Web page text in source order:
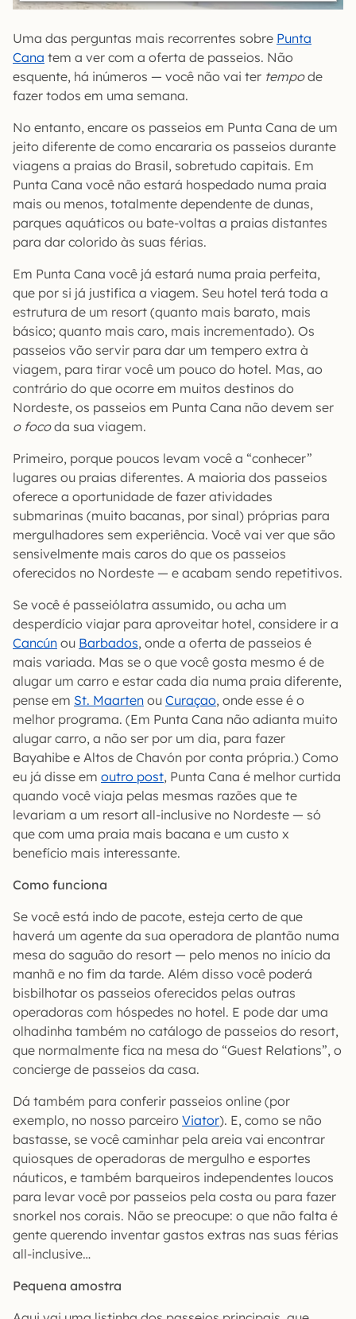
Uma das perguntas mais recorrentes sobre Punta
Cana tem a ver com a oferta de passeios. Não
esquente, há inúmeros — você não vai ter tempode
fazer todos em uma semana.
No entanto, encare os passeios em Punta Cana de um
jeito diferente de como encararia os passeios durante
viagens a praias do Brasil, sobretudo capitais. Em
Punta Cana você não estará hospedado numa praia
mais ou menos, totalmente dependente de dunas,
parques aquáticos ou bate-voltas a praias distantes
para dar colorido às suas férias.
Em Punta Cana você já estará numa praia perfeita,
que por si já justifica a viagem. Seu hotel terá toda a
estrutura de um resort (quanto mais barato, mais
básico; quanto mais caro, mais incrementado). Os
passeios vão servir para dar um tempero extra à
viagem, para tirar você um pouco do hotel. Mas, ao
contrário do que ocorre em muitos destinos do
Nordeste, os passeios em Punta Cana não devem ser
o focoda sua viagem.
Primeiro, porque poucos levam você a “conhecer”
lugares ou praias diferentes. A maioria dos passeios
oferece a oportunidade de fazer atividades
submarinas (muito bacanas, por sinal) próprias para
mergulhadores sem experiência. Você vai ver que são
sensivelmente mais caros do que os passeios
oferecidos no Nordeste — e acabam sendo repetitivos.
Se você é passeiólatra assumido, ou acha um
desperdício viajar para aproveitar hotel, considere ir a
Cancún ou Barbados, onde a oferta de passeios é
mais variada. Mas se o que você gosta mesmo é de
alugar um carro e estar cada dia numa praia diferente,
pense em St. Maarten ou Curaçao, onde esse é o
melhor programa. (Em Punta Cana não adianta muito
alugar carro, a não ser por um dia, para fazer
Bayahibe e Altos de Chavón por conta própria.) Como
eu já disse em outro post, Punta Cana é melhor curtida
quando você viaja pelas mesmas razões que te
levariam a um resort all-inclusive no Nordeste — só
que com uma praia mais bacana e um custo x
benefício mais interessante.
Como funciona
Se você está indo de pacote, esteja certo de que
haverá um agente da sua operadora de plantão numa
mesa do saguão do resort — pelo menos no início da
manhã e no fim da tarde. Além disso você poderá
bisbilhotar os passeios oferecidos pelas outras
operadoras com hóspedes no hotel. E pode dar uma
olhadinha também no catálogo de passeios do resort,
que normalmente fica na mesa do “Guest Relations”, o
concierge de passeios da casa.
Dá também para conferir passeios online (por
exemplo, no nosso parceiro Viator). E, como se não
bastasse, se você caminhar pela areia vai encontrar
quiosques de operadoras de mergulho e esportes
náuticos, e também barqueiros independentes loucos
para levar você por passeios pela costa ou para fazer
snorkel nos corais. Não se preocupe: o que não falta é
gente querendo inventar gastos extras nas suas férias
all-inclusive…
Pequena amostra